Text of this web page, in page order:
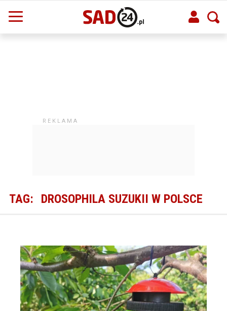
TAG: DROSOPHILA SUZUKII W POLSCE